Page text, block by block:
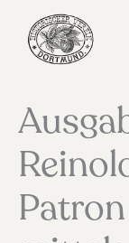
Inhalt
springen